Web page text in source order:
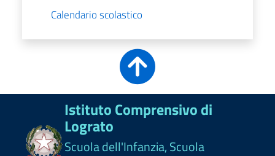
Calendario scolastico
Istituto Comprensivo di
Lograto
Scuola dell'Infanzia, Scuola